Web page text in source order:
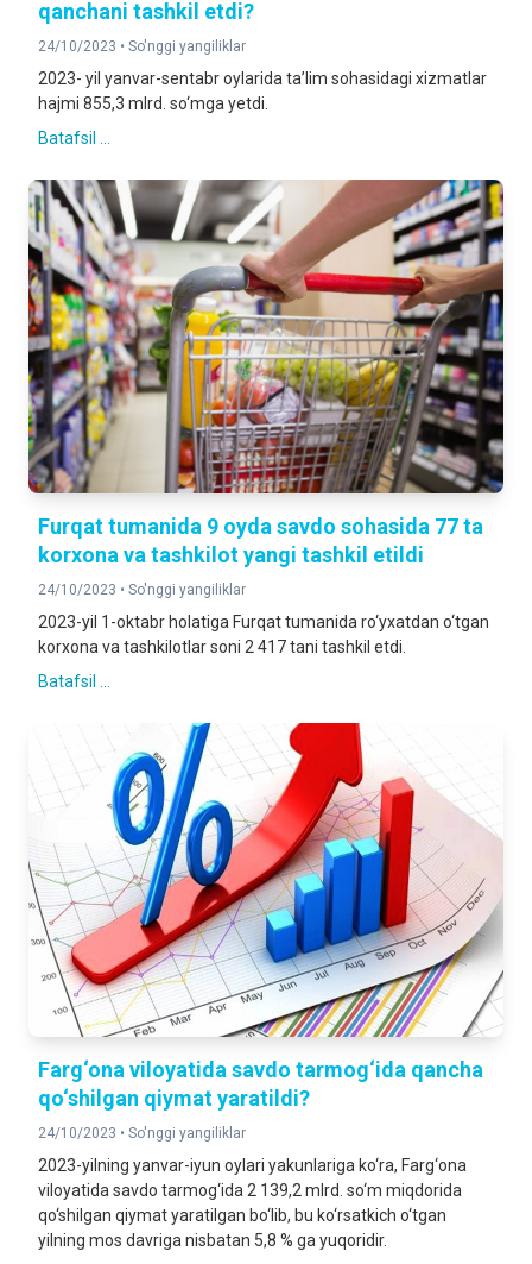
qanchani tashkil etdi?
24/10/2023 • So'nggi yangiliklar
2023- yil yanvar-sentabr oylarida ta’lim sohasidagi xizmatlar
hajmi 855,3 mlrd. so‘mga yetdi.
Batafsil ...
Furqat tumanida 9 oyda savdo sohasida 77 ta
korxona va tashkilot yangi tashkil etildi
24/10/2023 • So'nggi yangiliklar
2023-yil 1-oktabr holatiga Furqat tumanida ro‘yxatdan o‘tgan
korxona va tashkilotlar soni 2 417 tani tashkil etdi.
Batafsil ...
Farg‘ona viloyatida savdo tarmog‘ida qancha
qo‘shilgan qiymat yaratildi?
24/10/2023 • So'nggi yangiliklar
2023-yilning yanvar-iyun oylari yakunlariga ko‘ra, Farg‘ona
viloyatida savdo tarmog‘ida 2 139,2 mlrd. so‘m miqdorida
qo‘shilgan qiymat yaratilgan bo‘lib, bu ko‘rsatkich o‘tgan
yilning mos davriga nisbatan 5,8 % ga yuqoridir.